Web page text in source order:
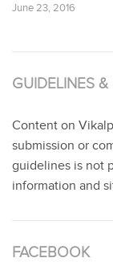
June 23, 2016
GUIDELINES
Content on
submission or
guidelines is not
information and
FACEBOOK